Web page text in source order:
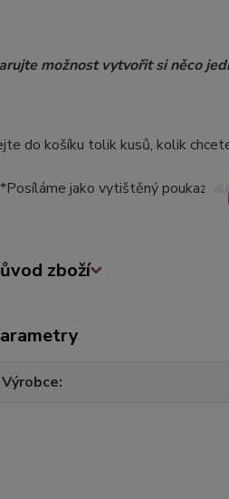
možnost vytvořit si něco
do košíku tolik kusů, kolik
jako vytištěný poukaz,
zboží
Výrobce